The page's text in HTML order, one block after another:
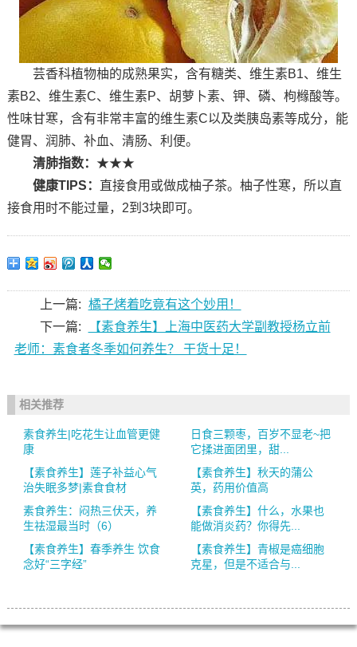
芸香科植物柚的成熟果实，含有糖类、维生素B1、维生
素B2、维生素C、维生素P、胡萝卜素、钾、磷、枸橼酸等。
性味甘寒，含有非常丰富的维生素C以及类胰岛素等成分，能
健胃、润肺、补血、清肠、利便。
清肺指数： ★★★
健康TIPS：
直接食用或做成柚子茶。柚子性寒，所以直
接食用时不能过量，2到3块即可。
上一篇: 橘子烤着吃竟有这个妙用！
下一篇:
【素食养生】上海中医药大学副教授杨立前
老师：素食者冬季如何养生？ 干货十足！
相关推荐
素食养生|吃花生让血管更健
康
日食三颗枣，百岁不显老~把
它揉进面团里，甜...
【素食养生】莲子补益心气
治失眠多梦|素食食材
【素食养生】秋天的蒲公
英，药用价值高
素食养生：闷热三伏天，养
生祛湿最当时（6）
【素食养生】什么，水果也
能做消炎药？你得先...
【素食养生】春季养生 饮食
念好“三字经”
【素食养生】青椒是癌细胞
克星，但是不适合与...